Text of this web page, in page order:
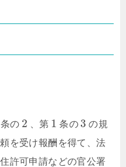
条の 2 、第 1 条の 3 の規
を受け報酬を得て、法
許可申請などの官公署